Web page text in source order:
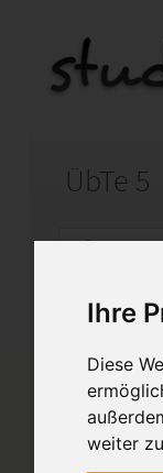
Ihre
Diese
weiter
ÜbTe 5
Auf
Startseite